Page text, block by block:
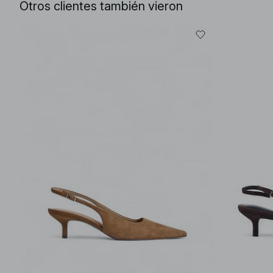
Otros clientes también vieron